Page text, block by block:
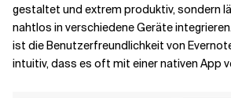
gestaltet und extrem produktiv, sondern
nahtlos in verschiedene Geräte
ist die Benutzerfreundlichkeit von
intuitiv, dass es oft mit einer nativen App